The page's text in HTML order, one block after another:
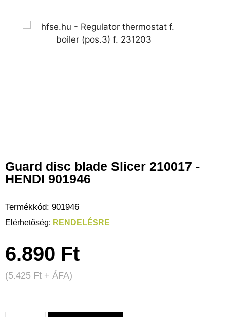
Guard disc blade Slicer 210017 -
HENDI 901946
Termékkód: 901946
RENDELÉSRE
6.890 Ft
(5.425 Ft + ÁFA)